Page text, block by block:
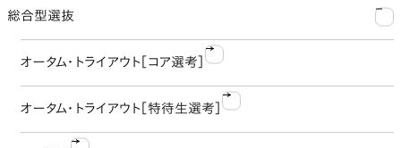
アドミッション・ポリシー
大学入学資格
総合型選抜
オータム・トライアウト［コア選考］
オータム・トライアウト［特待生選考］